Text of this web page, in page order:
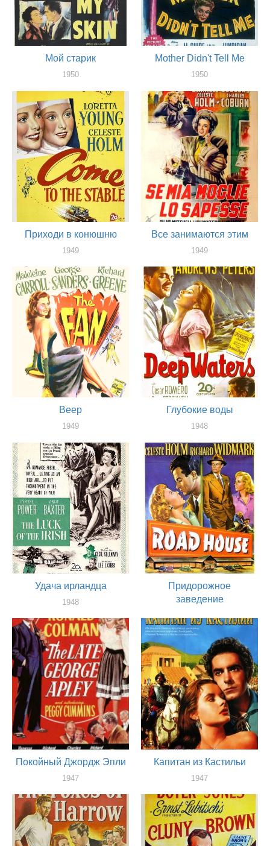
Мой старик
1950
Mother Didn't Tell Me
1950
Приходи в конюшню
1949
Все занимаются этим
1949
Веер
1949
Глубокие воды
1948
Удача ирландца
1948
Придорожное
заведение
оператор
Покойный Джордж Эпли
1947
Капитан из Кастильи
1947